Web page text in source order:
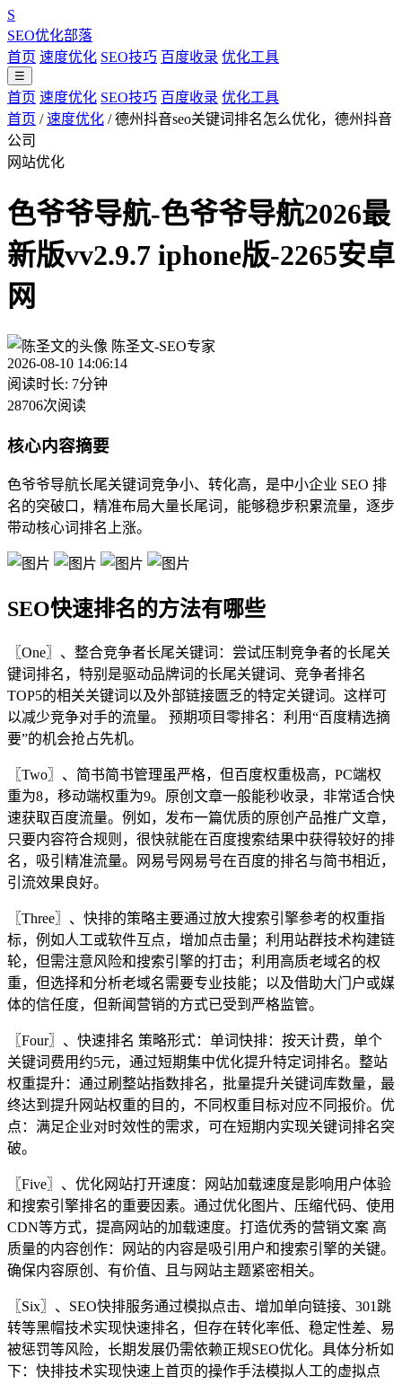
S
SEO优化部落
首页 速度优化 SEO技巧 百度收录 优化工具
☰
首页 速度优化 SEO技巧 百度收录 优化工具
首页 / 速度优化 / 德州抖音seo关键词排名怎么优化，德州抖音
公司
网站优化
色爷爷导航-色爷爷导航2026最
新版vv2.9.7 iphone版-2265安卓
网
陈圣文-SEO专家
2026-08-10 14:06:14
阅读时长: 7分钟
28706次阅读
核心内容摘要
色爷爷导航长尾关键词竞争小、转化高，是中小企业 SEO 排
名的突破口，精准布局大量长尾词，能够稳步积累流量，逐步
带动核心词排名上涨。
SEO快速排名的方法有哪些
〖One〗、整合竞争者长尾关键词：尝试压制竞争者的长尾关
键词排名，特别是驱动品牌词的长尾关键词、竞争者排名
TOP5的相关关键词以及外部链接匮乏的特定关键词。这样可
以减少竞争对手的流量。 预期项目零排名：利用“百度精选摘
要”的机会抢占先机。
〖Two〗、简书简书管理虽严格，但百度权重极高，PC端权
重为8，移动端权重为9。原创文章一般能秒收录，非常适合快
速获取百度流量。例如，发布一篇优质的原创产品推广文章，
只要内容符合规则，很快就能在百度搜索结果中获得较好的排
名，吸引精准流量。网易号网易号在百度的排名与简书相近，
引流效果良好。
〖Three〗、快排的策略主要通过放大搜索引擎参考的权重指
标，例如人工或软件互点，增加点击量；利用站群技术构建链
轮，但需注意风险和搜索引擎的打击；利用高质老域名的权
重，但选择和分析老域名需要专业技能；以及借助大门户或媒
体的信任度，但新闻营销的方式已受到严格监管。
〖Four〗、快速排名 策略形式：单词快排：按天计费，单个
关键词费用约5元，通过短期集中优化提升特定词排名。整站
权重提升：通过刷整站指数排名，批量提升关键词库数量，最
终达到提升网站权重的目的，不同权重目标对应不同报价。优
点：满足企业对时效性的需求，可在短期内实现关键词排名突
破。
〖Five〗、优化网站打开速度：网站加载速度是影响用户体验
和搜索引擎排名的重要因素。通过优化图片、压缩代码、使用
CDN等方式，提高网站的加载速度。打造优秀的营销文案 高
质量的内容创作：网站的内容是吸引用户和搜索引擎的关键。
确保内容原创、有价值、且与网站主题紧密相关。
〖Six〗、SEO快排服务通过模拟点击、增加单向链接、301跳
转等黑帽技术实现快速排名，但存在转化率低、稳定性差、易
被惩罚等风险，长期发展仍需依赖正规SEO优化。具体分析如
下：快排技术实现快速上首页的操作手法模拟人工的虚拟点